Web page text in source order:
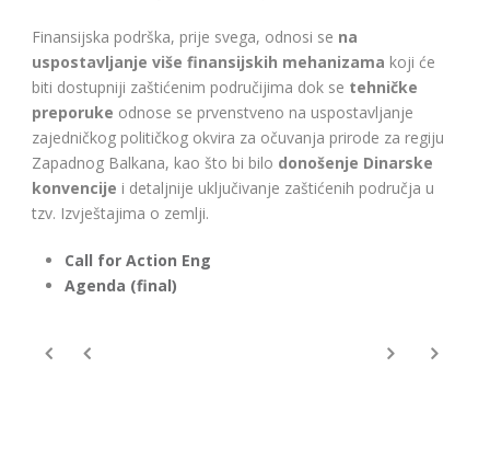
Finansijska podrška, prije svega, odnosi se na
uspostavljanje više finansijskih mehanizama koji će
biti dostupniji zaštićenim područijima dok se tehničke
preporuke odnose se prvenstveno na uspostavljanje
zajedničkog političkog okvira za očuvanja prirode za regiju
Zapadnog Balkana, kao što bi bilo donošenje Dinarske
konvencije i detaljnije uključivanje zaštićenih područja u
tzv. Izvještajima o zemlji.
Call for Action Eng
Agenda (final)